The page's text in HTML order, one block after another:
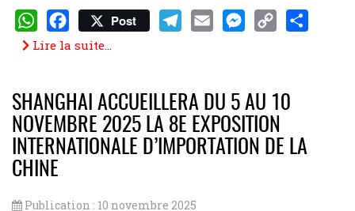
WhatsApp
Facebook
Post
Lire la suite...
SHANGHAI ACCUEILLERA DU 5 AU 10
NOVEMBRE 2025 LA 8E EXPOSITION
INTERNATIONALE D’IMPORTATION DE LA
CHINE
Publication : 10 novembre 2025